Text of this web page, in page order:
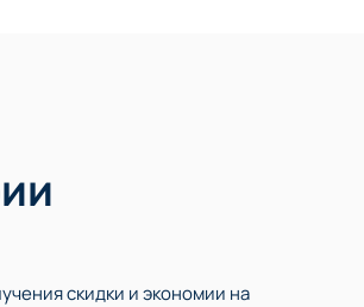
скидки и экономии на